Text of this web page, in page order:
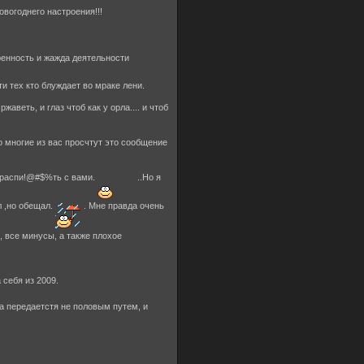
настроения!!!
и жажда деятельности
тех кто блуждает во мраке лени.
и глаз чтоб как у орла.... и чтоб
из вас просчтут это сообщение
с вами. ..Но я
,но обещал. . Мне правда очень
все минусы, а также плохое
из 2009.
передаетстя не половым путем, и